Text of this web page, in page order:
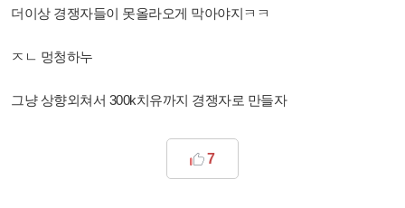
더이상 경쟁자들이 못올라오게 막아야지ㅋㅋ
ㅈㄴ 멍청하누
그냥 상향외쳐서 300k치유까지 경쟁자로 만들자
7